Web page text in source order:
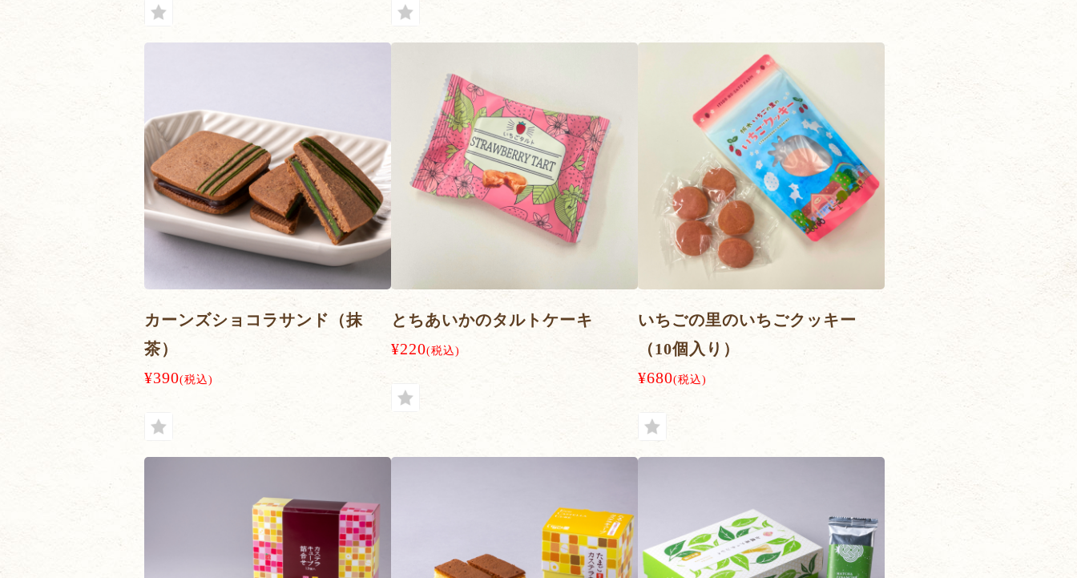
カーンズショコラサンド（抹
茶）
¥390(税込)
とちあいかのタルトケーキ
¥220(税込)
いちごの里のいちごクッキー
（10個入り）
¥680(税込)